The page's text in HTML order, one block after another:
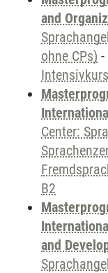
and
ohne CPs) -
Center:
B2
and